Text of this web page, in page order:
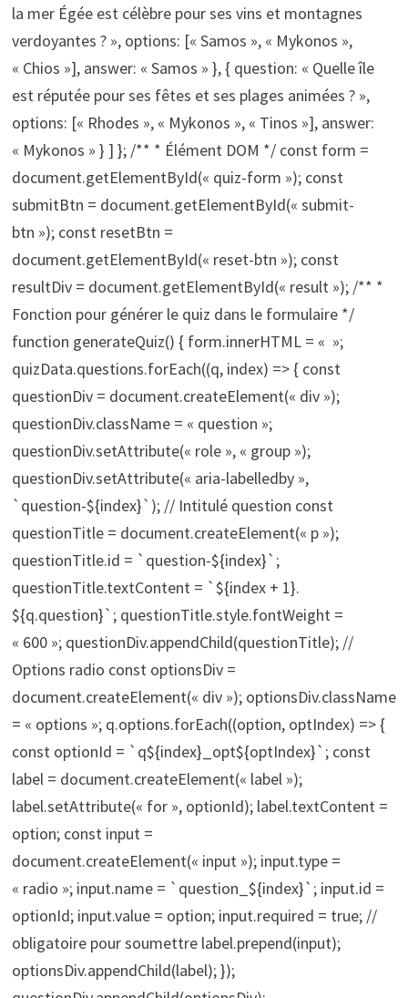
la mer Égée est célèbre pour ses vins et montagnes
verdoyantes ? », options: [« Samos », « Mykonos »,
« Chios »], answer: « Samos » }, { question: « Quelle île
est réputée pour ses fêtes et ses plages animées ? »,
options: [« Rhodes », « Mykonos », « Tinos »], answer:
« Mykonos » } ] }; /** * Élément DOM */ const form =
document.getElementById(« quiz-form »); const
submitBtn = document.getElementById(« submit-
btn »); const resetBtn =
document.getElementById(« reset-btn »); const
resultDiv = document.getElementById(« result »); /** *
Fonction pour générer le quiz dans le formulaire */
function generateQuiz() { form.innerHTML = « »;
quizData.questions.forEach((q, index) => { const
questionDiv = document.createElement(« div »);
questionDiv.className = « question »;
questionDiv.setAttribute(« role », « group »);
questionDiv.setAttribute(« aria-labelledby »,
`question-${index}`); // Intitulé question const
questionTitle = document.createElement(« p »);
questionTitle.id = `question-${index}`;
questionTitle.textContent = `${index + 1}.
${q.question}`; questionTitle.style.fontWeight =
« 600 »; questionDiv.appendChild(questionTitle); //
Options radio const optionsDiv =
document.createElement(« div »); optionsDiv.className
= « options »; q.options.forEach((option, optIndex) => {
const optionId = `q${index}_opt${optIndex}`; const
label = document.createElement(« label »);
label.setAttribute(« for », optionId); label.textContent =
option; const input =
document.createElement(« input »); input.type =
« radio »; input.name = `question_${index}`; input.id =
optionId; input.value = option; input.required = true; //
obligatoire pour soumettre label.prepend(input);
optionsDiv.appendChild(label); });